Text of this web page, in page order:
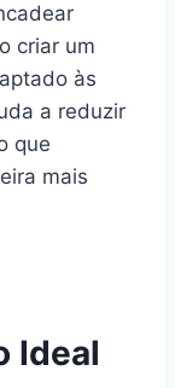
criar um
às
a reduzir
que
mais
Ideal